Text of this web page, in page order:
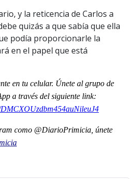
y la reticencia de Carlos a
quizás a que sabía que ella
podía proporcionarle la
en el papel que está
en tu celular. Únete al grupo de
a través del siguiente link:
como @DiarioPrimicia, únete